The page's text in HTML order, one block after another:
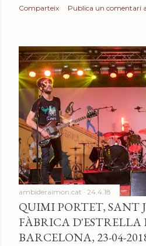
Comparteix Publica un comentari
ambideraimon.cat 24.4.18
QUIMI PORTET, SANT
FÀBRICA D'ESTRELLA
BARCELONA, 23-04-